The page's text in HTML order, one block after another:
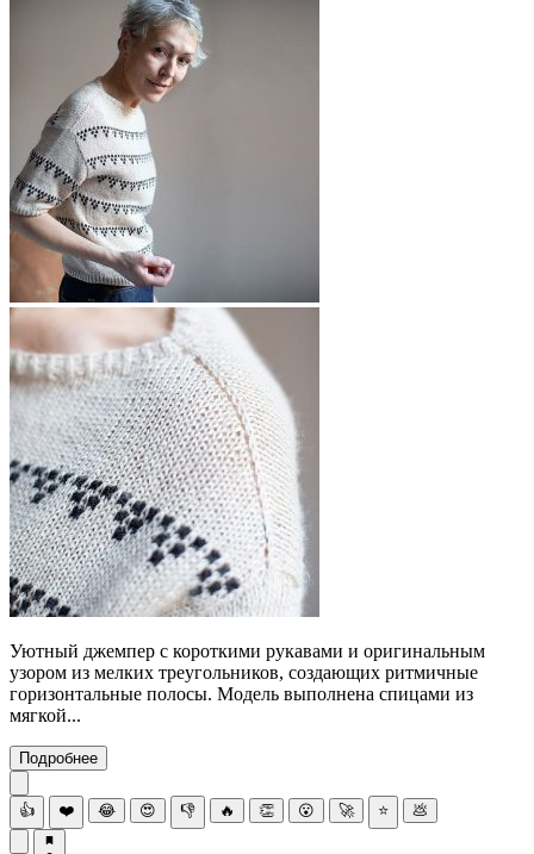
Уютный джемпер с короткими рукавами и оригинальным
узором из мелких треугольников, создающих ритмичные
горизонтальные полосы. Модель выполнена спицами из
мягкой...
Подробнее
👍 ❤️ 😂 😍 👎 🔥 👏 😮 🚀 ⭐ 💩